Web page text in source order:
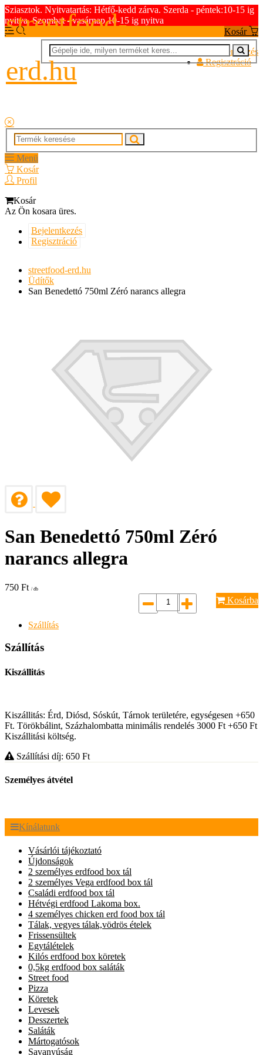
Sziasztok. Nyitvatartás: Hétfő-kedd zárva. Szerda - péntek:10-15 ig
nyitva. Szombat - vasárnap 10-15 ig nyitva
Kosár
Bejelentkezés
Regisztráció
streetfood-
erd.hu
Menü
Kosár
Profil
Kosár
Az Ön kosara üres.
Bejelentkezés
Regisztráció
streetfood-erd.hu
Üdítők
San Benedettó 750ml Zéró narancs allegra
San Benedettó 750ml Zéró
narancs allegra
750 Ft / db
Kosárba
Szállítás
Szállítás
Kiszállitás
Kiszállitás: Érd, Diósd, Sóskút, Tárnok területére, egységesen +650
Ft. Törökbálint, Százhalombatta minimális rendelés 3000 Ft +650 Ft
Kiszállitási költség.
Szállítási díj: 650 Ft
Személyes átvétel
Kínálatunk
Vásárlói tájékoztató
Újdonságok
2 személyes erdfood box tál
2 személyes Vega erdfood box tál
Családi erdfood box tál
Hétvégi erdfood Lakoma box.
4 személyes chicken erd food box tál
Tálak, vegyes tálak,vödrös ételek
Frissensültek
Egytálételek
Kilós erdfood box köretek
0,5kg erdfood box saláták
Street food
Pizza
Köretek
Levesek
Desszertek
Saláták
Mártogatósok
Savanyúság